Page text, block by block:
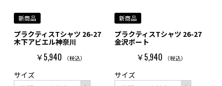
新商品
プラクティスTシャツ 26-27
木下アビエル神奈川
￥5,940 （税込）
サイズ
新商品
プラクティスTシャツ 26-27
金沢ポート
￥5,940 （税込）
サイズ